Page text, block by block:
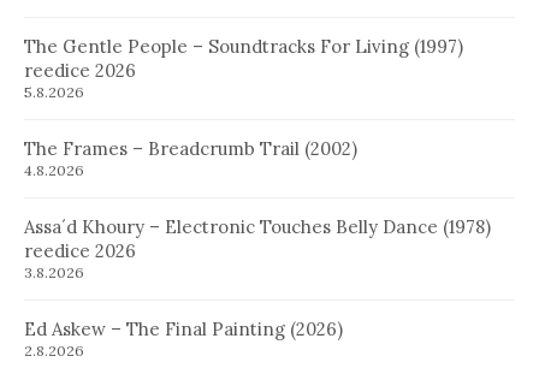
The Gentle People – Soundtracks For Living (1997)
reedice 2026
5.8.2026
The Frames – Breadcrumb Trail (2002)
4.8.2026
Assa´d Khoury – Electronic Touches Belly Dance (1978)
reedice 2026
3.8.2026
Ed Askew – The Final Painting (2026)
2.8.2026